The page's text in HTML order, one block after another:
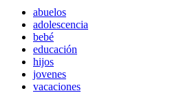
abuelos
adolescencia
bebé
educación
hijos
jovenes
vacaciones